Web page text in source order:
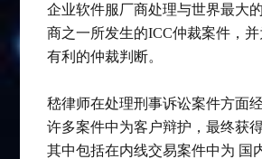
企业软件服厂商处理与世界最大
商之一所发生的ICC仲裁案件，并
有利的仲裁判断。
嵇律师在处理刑事诉讼案件方面
许多案件中为客户辩护，最终获
其中包括在内线交易案件中为 国